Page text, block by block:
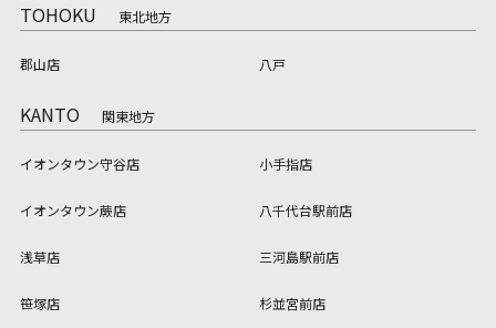
TOHOKU 東北地方
郡山店 八戸
KANTO 関東地方
イオンタウン守谷店 小手指店
イオンタウン蕨店 八千代台駅前店
浅草店 三河島駅前店
笹塚店 杉並宮前店